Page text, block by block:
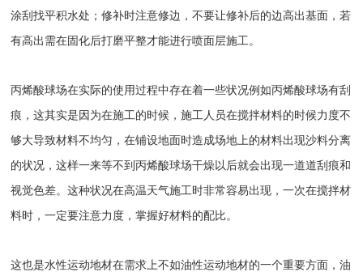
涂刮找平积水处；修补时注意修边，不要让修补后的边高出基面，若
有高出需在固化后打磨平整才能进行喷面层施工。
丙烯酸球场在实际的使用过程中存在着一些状况例如丙烯酸球场有刮
痕，这其实是因为在施工的时候，施工人员在搅拌材料的时候力度不
够大导致材料不均匀，在铺设地面时造成场地上的材料出现沙料分离
的状况，这样一来等不到丙烯酸球场干燥以后就会出现一道道刮痕和
视觉色差。这种状况在高温天气施工时非常容易出现，一次在搅拌材
料时，一定要注意力度，掌握好材料的配比。
这也是水性运动地材在需求上不如油性运动地材的一个重要方面，油